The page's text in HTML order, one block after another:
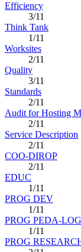
Efficiency
3/11
Think Tank
1/11
Worksites
2/11
Quality
3/11
Standards
2/11
Audit for Hosting
2/11
Service Description
2/11
COO-DIROP
2/11
EDUC
1/11
PROG DEV
1/11
PROG PEDA-LOG
1/11
PROG